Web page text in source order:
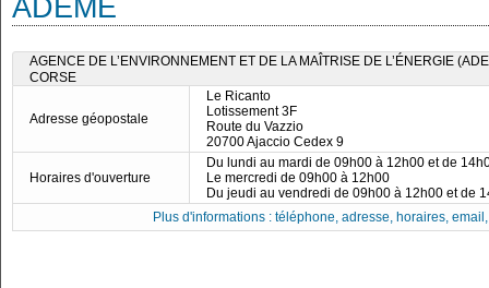
ADEME
AGENCE DE L’ENVIRONNEMENT ET DE LA MAÎTRISE DE L’ÉNERGIE
CORSE
Adresse géopostale
Le Ricanto
Lotissement 3F
Route du Vazzio
20700 Ajaccio Cedex 9
Horaires d'ouverture
Du lundi au mardi de 09h00 à 12h00 et de
Le mercredi de 09h00 à 12h00
Du jeudi au vendredi de 09h00 à 12h00 et de
Plus d'informations : téléphone, adresse, horaires,